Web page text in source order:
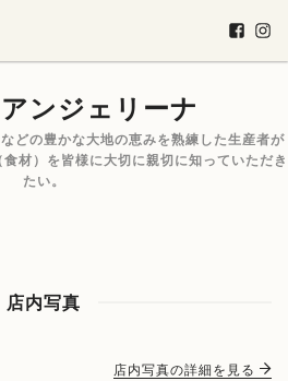
ンジェリーナ
どの豊かな大地の恵みを熟練した生産者が
材）を皆様に大切に親切に知っていただき
たい。
店内写真
店内写真の詳細を見る